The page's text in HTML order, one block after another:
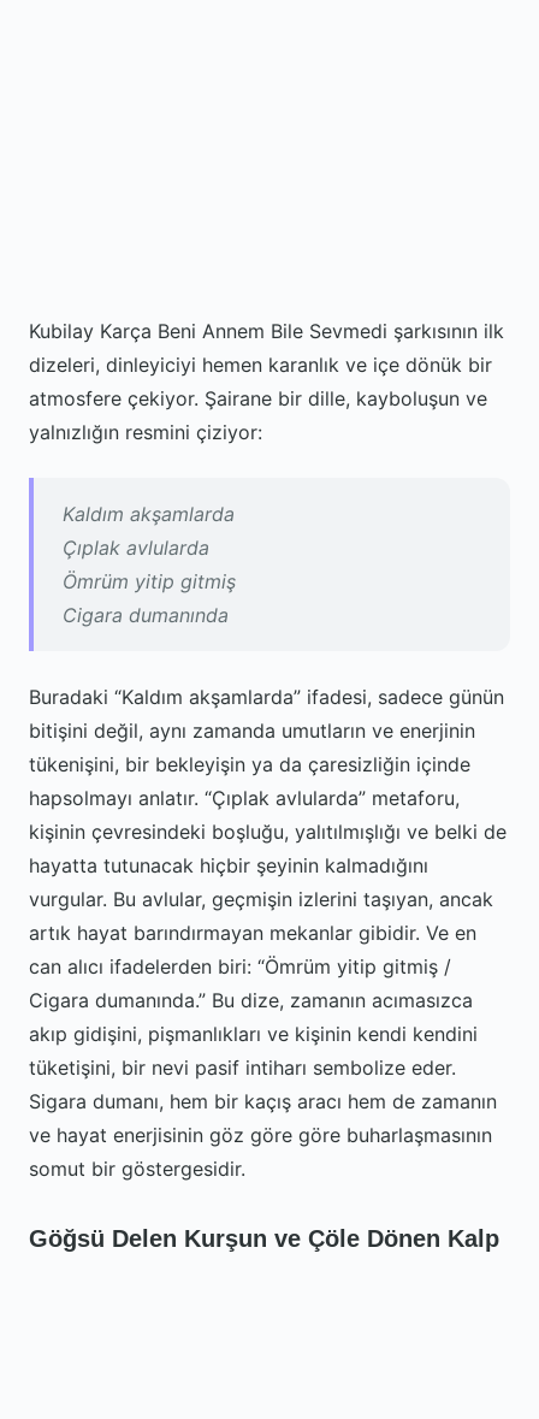
Kubilay Karça Beni Annem Bile Sevmedi şarkısının ilk
dizeleri, dinleyiciyi hemen karanlık ve içe dönük bir
atmosfere çekiyor. Şairane bir dille, kayboluşun ve
yalnızlığın resmini çiziyor:
Kaldım akşamlarda
Çıplak avlularda
Ömrüm yitip gitmiş
Cigara dumanında
Buradaki “Kaldım akşamlarda” ifadesi, sadece günün
bitişini değil, aynı zamanda umutların ve enerjinin
tükenişini, bir bekleyişin ya da çaresizliğin içinde
hapsolmayı anlatır. “Çıplak avlularda” metaforu,
kişinin çevresindeki boşluğu, yalıtılmışlığı ve belki de
hayatta tutunacak hiçbir şeyinin kalmadığını
vurgular. Bu avlular, geçmişin izlerini taşıyan, ancak
artık hayat barındırmayan mekanlar gibidir. Ve en
can alıcı ifadelerden biri: “Ömrüm yitip gitmiş /
Cigara dumanında.” Bu dize, zamanın acımasızca
akıp gidişini, pişmanlıkları ve kişinin kendi kendini
tüketişini, bir nevi pasif intiharı sembolize eder.
Sigara dumanı, hem bir kaçış aracı hem de zamanın
ve hayat enerjisinin göz göre göre buharlaşmasının
somut bir göstergesidir.
Göğsü Delen Kurşun ve Çöle Dönen Kalp